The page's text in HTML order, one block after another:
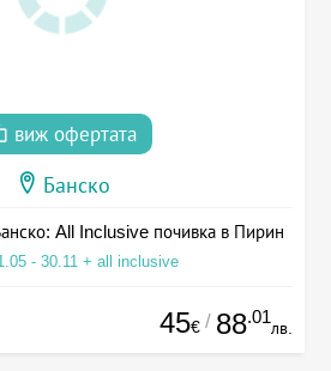
виж офертата
Банско
All Inclusive почивка в Пирин
- 30.11 + all inclusive
45€ / 88.01
лв.